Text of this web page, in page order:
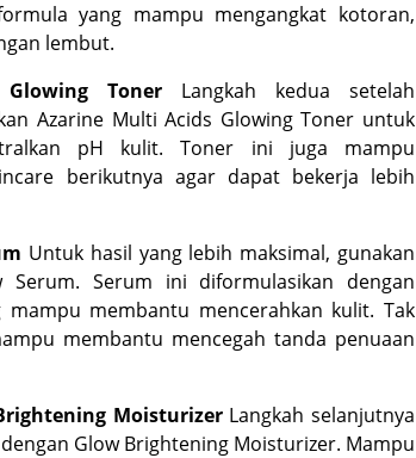
yang mampu mengangkat kotoran,
lembut.
Toner Langkah kedua setelah
Azarine Multi Acids Glowing Toner untuk
pH kulit. Toner ini juga mampu
berikutnya agar dapat bekerja lebih
Untuk hasil yang lebih maksimal, gunakan
Serum. Serum ini diformulasikan dengan
mampu membantu mencerahkan kulit. Tak
membantu mencegah tanda penuaan
MoisturizerLangkah selanjutnya
Glow Brightening Moisturizer. Mampu